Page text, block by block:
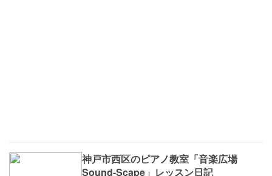
神戸市西区のピアノ教室「音楽広場
Sound-Scape」レッスン日記